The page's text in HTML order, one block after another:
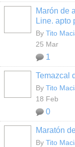
Marón de
Line. apto
By Tito
25 Mar
1
Temazcal
By Tito
18 Feb
0
Maratón
By Tito